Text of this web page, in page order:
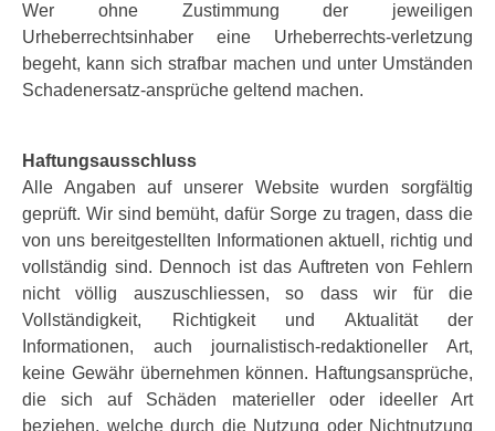
Wer ohne Zustimmung der jeweiligen
Urheberrechtsinhaber eine Urheberrechts-verletzung
begeht, kann sich strafbar machen und unter Umständen
Schadenersatz-ansprüche geltend machen.
Haftungsausschluss
Alle Angaben auf unserer Website wurden sorgfältig
geprüft. Wir sind bemüht, dafür Sorge zu tragen, dass die
von uns bereitgestellten Informationen aktuell, richtig und
vollständig sind. Dennoch ist das Auftreten von Fehlern
nicht völlig auszuschliessen, so dass wir für die
Vollständigkeit, Richtigkeit und Aktualität der
Informationen, auch journalistisch-redaktioneller Art,
keine Gewähr übernehmen können. Haftungsansprüche,
die sich auf Schäden materieller oder ideeller Art
beziehen, welche durch die Nutzung oder Nichtnutzung